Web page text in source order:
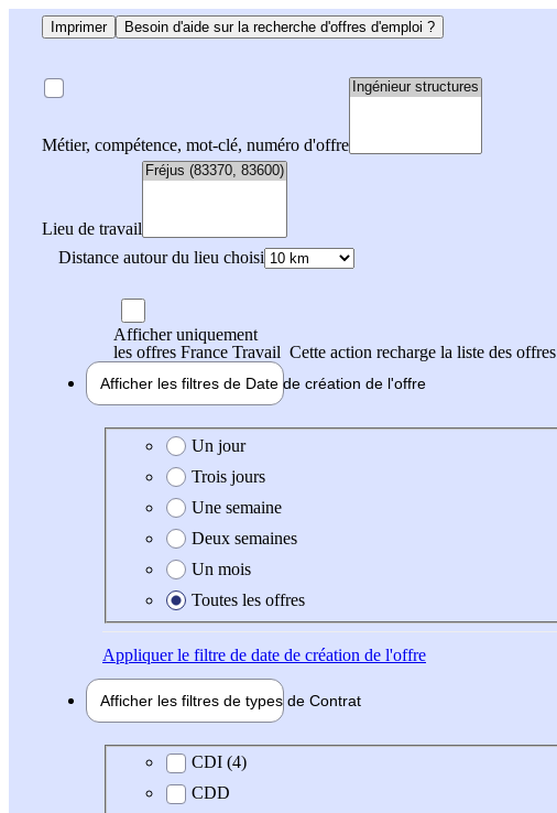
Imprimer Besoin d'aide sur la recherche d'offres d'emploi ?
Métier, compétence, mot-clé, numéro d'offre
Lieu de travail
Distance autour du lieu choisi
Afficher uniquement
les offres France Travail Cette action recharge la liste des offres
Afficher les filtres de Date de création de l'offre
Date de création de l'offre
Un jour
Trois jours
Une semaine
Deux semaines
Un mois
Toutes les offres
Appliquerle filtre de date de création de l'offre
Afficher les filtres de types de Contrat
Type de contrat
CDI (4)
CDD